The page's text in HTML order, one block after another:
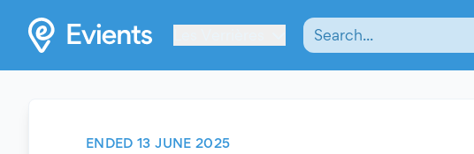
ENDED 13 JUNE 2025